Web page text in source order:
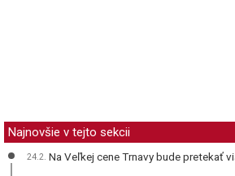
Najnovšie v tejto sekcii
24.2. Na Veľkej cene Trnavy bude pretekať